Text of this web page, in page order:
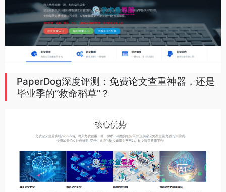
PaperDog深度评测：免费论文查重神器，还是
毕业季的“救命稻草”？